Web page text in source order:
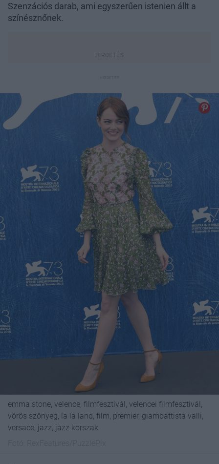
Szenzációs darab, ami egyszerűen istenien állt a
színésznőnek.
emma stone, velence, filmfesztivál, velencei filmfesztivál,
vörös szőnyeg, la la land, film, premier, giambattista valli,
versace, jazz, jazz korszak